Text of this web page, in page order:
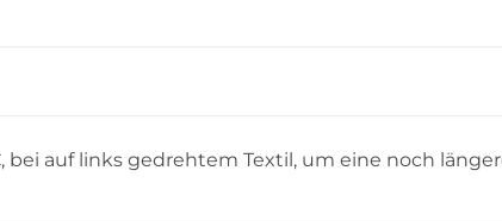
bei auf links gedrehtem Textil, um eine noch